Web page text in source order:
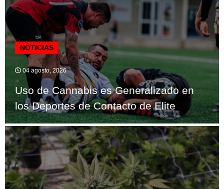
NOTICIAS
04 agosto, 2026
Uso de Cannabis es Generalizado en
los Deportes de Contacto de Elite